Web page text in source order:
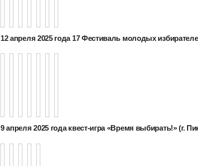
12 апреля 2025 года 17 Фестиваль молодых
9 апреля 2025 года квест-игра «Время выбирать!» (г.